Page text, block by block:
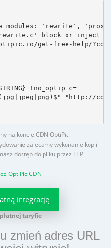
modules: `rewrite`,
block or inject
get-free-help/
!no_optipic=
"http://
na koncie CDN OptiPic
zalecamy wykonanie kopii
dostęp do pliku przez FTP.
OptiPic CDN
integrację
taryfie
zmień adres URL